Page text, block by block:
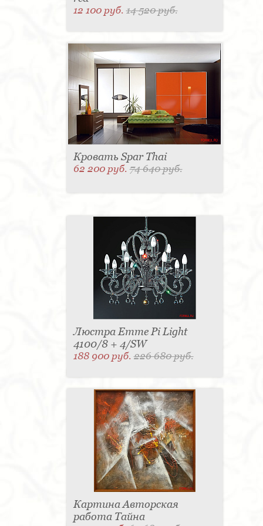
12 100 руб.14 520 руб.
Кровать Spar Thai
62 200 руб.74 640 руб.
Люстра Emme Pi Light
4100/8 + 4/SW
188 900 руб.226 680 руб.
Картина Авторская
работа Тайна